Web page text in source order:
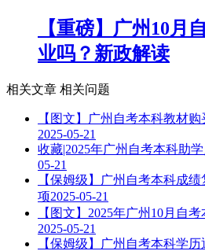
【重磅】广州10月
业吗？新政解读
相关文章 相关问题
【图文】广州自考本科教材
2025-05-21
收藏|2025年广州自考本科助
05-21
【保姆级】广州自考本科成
项2025-05-21
【图文】2025年广州10月自
2025-05-21
【保姆级】广州自考本科学